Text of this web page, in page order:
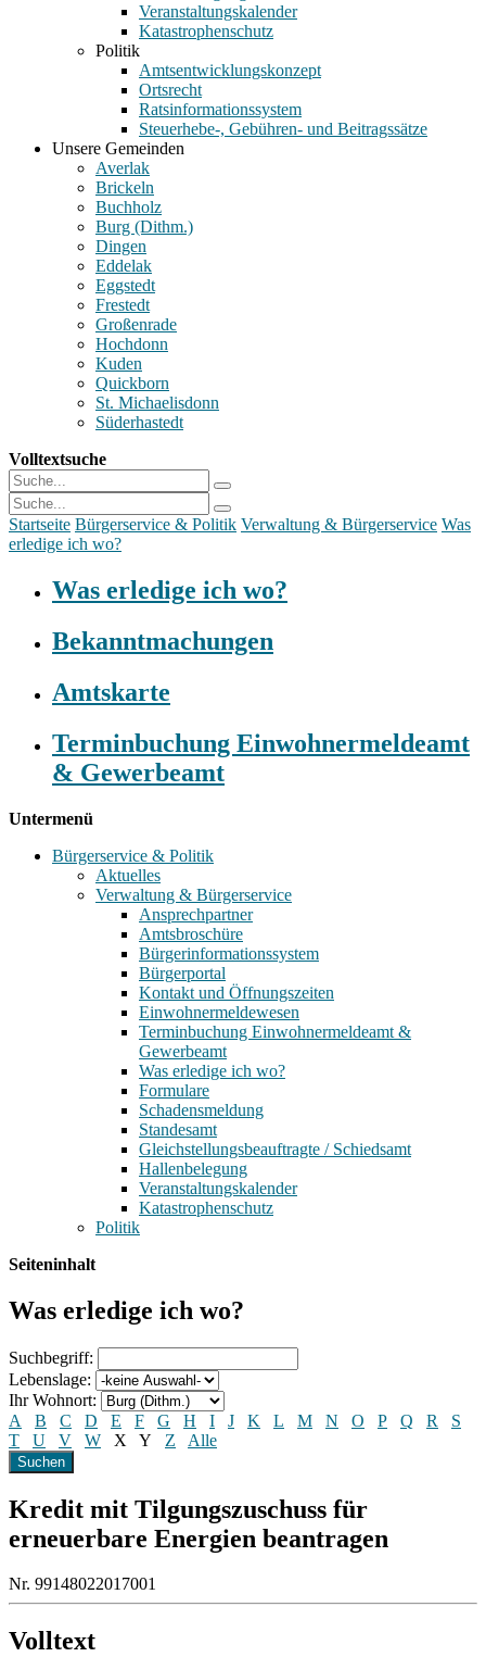
Veranstaltungskalender
Katastrophenschutz
Politik
Amtsentwicklungskonzept
Ortsrecht
Ratsinformationssystem
Steuerhebe-, Gebühren- und Beitragssätze
Unsere Gemeinden
Averlak
Brickeln
Buchholz
Burg (Dithm.)
Dingen
Eddelak
Eggstedt
Frestedt
Großenrade
Hochdonn
Kuden
Quickborn
St. Michaelisdonn
Süderhastedt
Volltextsuche
Startseite Bürgerservice & Politik Verwaltung & Bürgerservice Was
erledige ich wo?
Was erledige ich wo?
Bekanntmachungen
Amtskarte
Terminbuchung Einwohnermeldeamt
& Gewerbeamt
Untermenü
Bürgerservice & Politik
Aktuelles
Verwaltung & Bürgerservice
Ansprechpartner
Amtsbroschüre
Bürgerinformationssystem
Bürgerportal
Kontakt und Öffnungszeiten
Einwohnermeldewesen
Terminbuchung Einwohnermeldeamt &
Gewerbeamt
Was erledige ich wo?
Formulare
Schadensmeldung
Standesamt
Gleichstellungsbeauftragte / Schiedsamt
Hallenbelegung
Veranstaltungskalender
Katastrophenschutz
Politik
Seiteninhalt
Was erledige ich wo?
Suchbegriff:
Lebenslage:
Ihr Wohnort:
A
B C D E F G H I J K L M N O P Q R
S
T
U V W X Y Z Alle
Kredit mit Tilgungszuschuss für
erneuerbare Energien beantragen
Nr. 99148022017001
Volltext